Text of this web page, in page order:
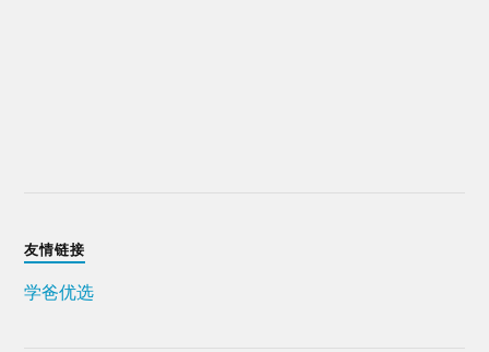
友情链接
学爸优选